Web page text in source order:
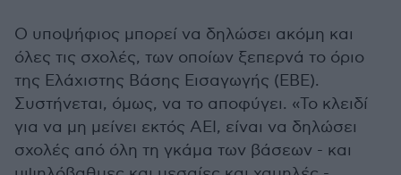
Ο υποψήφιος μπορεί να δηλώσει ακόμη και
όλες τις σχολές, των οποίων ξεπερνά το όριο
της Ελάχιστης Βάσης Εισαγωγής (ΕΒΕ).
Συστήνεται, όμως, να το αποφύγει. «Το κλειδί
για να μη μείνει εκτός ΑΕΙ, είναι να δηλώσει
σχολές από όλη τη γκάμα των βάσεων - και